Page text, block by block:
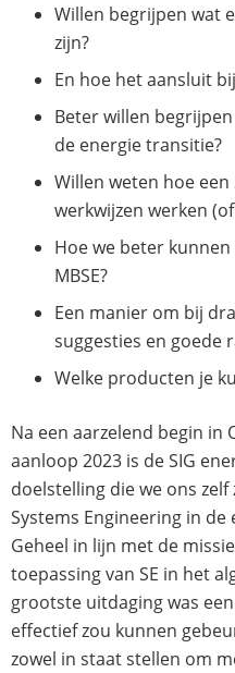
Willen begrijpen wat
zijn?
En hoe het aansluit
Beter willen begrijpen
de energie transitie?
Willen weten hoe een
werkwijzen werken
Hoe we beter
MBSE?
Een manier om bij
suggesties en goede
Welke producten je
Na een aarzelend begin in
aanloop 2023 is de SIG
doelstelling die we ons
Systems Engineering in
Geheel in lijn met de
toepassing van SE in het
grootste uitdaging was
effectief zou kunnen
zowel in staat stellen om